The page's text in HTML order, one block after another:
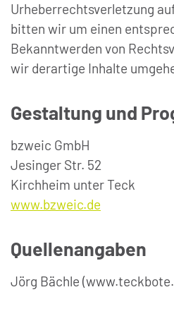
Urheberrechtsverletzung
bitten wir um einen
Bekanntwerden von
wir derartige Inhalte
Gestaltung und
bzweic GmbH
Jesinger Str. 52
Kirchheim unter Teck
www.bzweic.de
Quellenangaben
Jörg Bächle